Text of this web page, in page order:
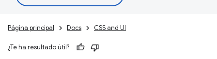
Página principal Docs CSS and UI
¿Te ha resultado útil?